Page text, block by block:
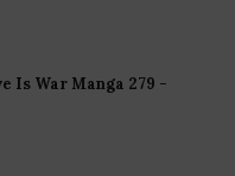
Is War Manga 279 -